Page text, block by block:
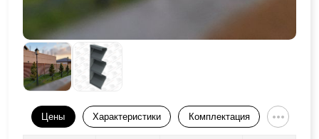
Цены Характеристики Комплектация